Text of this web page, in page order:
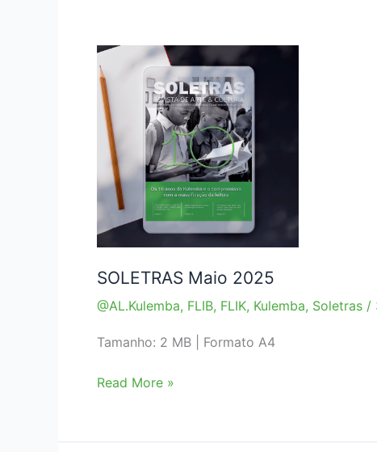
da
Feira
do
Livro
da
Beira
SOLETRAS Maio 2025
@AL.Kulemba, FLIB, FLIK, Kulemba, Soletras /
Tamanho: 2 MB | Formato A4
SOLETRAS
Read More »